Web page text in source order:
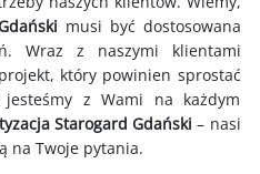
musi być dostosowana
Wraz z naszymi klientami
który powinien sprostać
z Wami na każdym
Starogard Gdański – nasi
na Twoje pytania.